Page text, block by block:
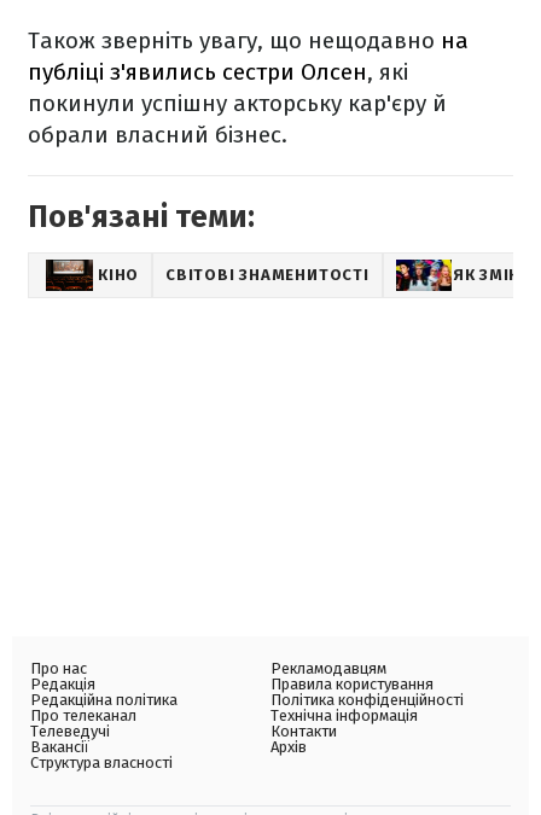
Також зверніть увагу, що нещодавно на
публіці з'явились сестри Олсен, які
покинули успішну акторську кар'єру й
обрали власний бізнес.
Пов'язані теми:
КІНО СВІТОВІ ЗНАМЕНИТОСТІ ЯК
Про нас
Редакція
Редакційна політика
Про телеканал
Телеведучі
Вакансії
Структура власності
Рекламодавцям
Правила користування
Політика конфіденційності
Технічна інформація
Контакти
Архів